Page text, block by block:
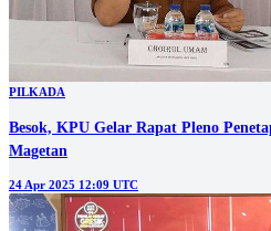
PILKADA
Besok, KPU Gelar Rapat Pleno
Magetan
24 Apr 2025 12:09 UTC